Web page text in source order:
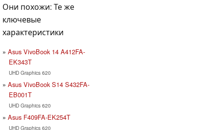
Они похожи: Те же
ключевые
характеристики
Asus VivoBook 14 A412FA-
EK343T
UHD Graphics 620
Asus VivoBook S14 S432FA-
EB001T
UHD Graphics 620
Asus F409FA-EK254T
UHD Graphics 620